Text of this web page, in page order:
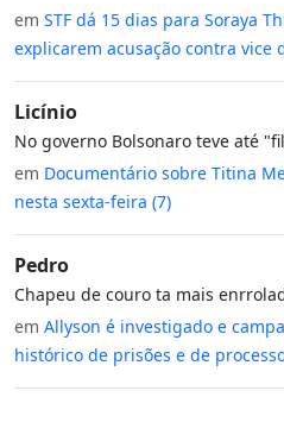
em STF dá 15 dias para Soraya
explicarem acusação contra vice
Licínio
No governo Bolsonaro teve até
em Documentário sobre Titina
nesta sexta-feira (7)
Pedro
Chapeu de couro ta mais
em Allyson é investigado e
histórico de prisões e de